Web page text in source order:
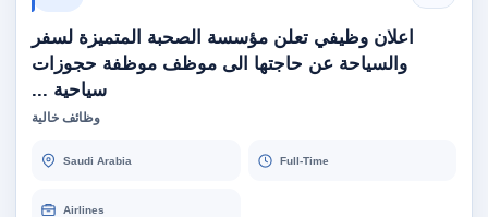
اعلان وظيفي تعلن مؤسسة الصحبة المتميزة لسفر
والسياحة عن حاجتها الى موظف موظفة حجوزات
سياحية ...
وظائف خالية
Saudi Arabia Full-Time
Airlines